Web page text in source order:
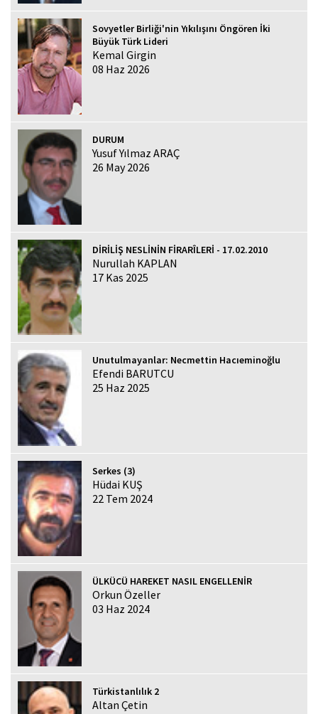
Sovyetler Birliği'nin Yıkılışını Öngören İki
Büyük Türk Lideri
Kemal Girgin
08 Haz 2026
DURUM
Yusuf Yılmaz ARAÇ
26 May 2026
DİRİLİŞ NESLİNİN FİRARÎLERİ - 17.02.2010
Nurullah KAPLAN
17 Kas 2025
Unutulmayanlar: Necmettin Hacıeminoğlu
Efendi BARUTCU
25 Haz 2025
Serkes (3)
Hüdai KUŞ
22 Tem 2024
ÜLKÜCÜ HAREKET NASIL ENGELLENİR
Orkun Özeller
03 Haz 2024
Türkistanlılık 2
Altan Çetin